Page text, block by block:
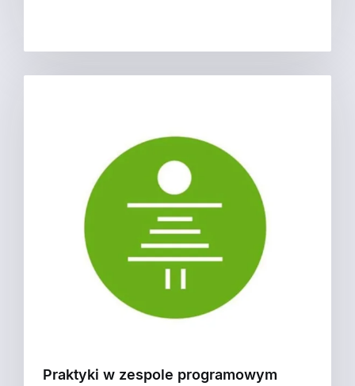
Praktyki w zespole programowym